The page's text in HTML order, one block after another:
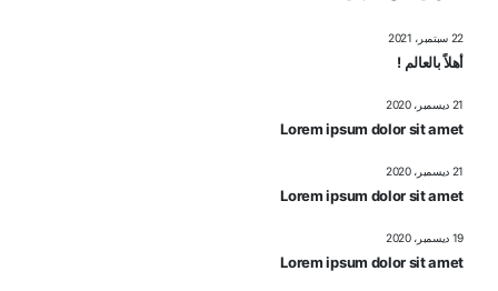
أهلاً بالعالم !
22 سبتمبر، 2021
Lorem ipsum dolor sit amet
21 ديسمبر، 2020
Lorem ipsum dolor sit amet
21 ديسمبر، 2020
Lorem ipsum dolor sit amet
19 ديسمبر، 2020